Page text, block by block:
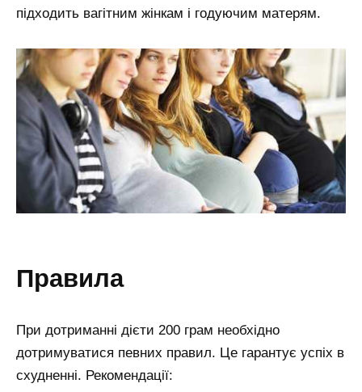
підходить вагітним жінкам і годуючим матерям.
правила
При дотриманні дієти 200 грам необхідно
дотримуватися певних правил. Це гарантує успіх в
схудненні. Рекомендації: